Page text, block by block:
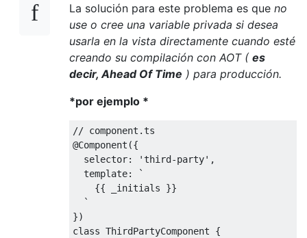
La solución para este problema es que no
use o cree una variable privada si desea
usarla en la vista directamente cuando esté
creando su compilación con AOT ( es
decir, Ahead Of Time ) para producción.
*por ejemplo *
// component.ts
@Component ({
  selector
: 'third-party' ,
  template
:
`
{{ _initials }}
`
})
class ThirdPartyComponent
{